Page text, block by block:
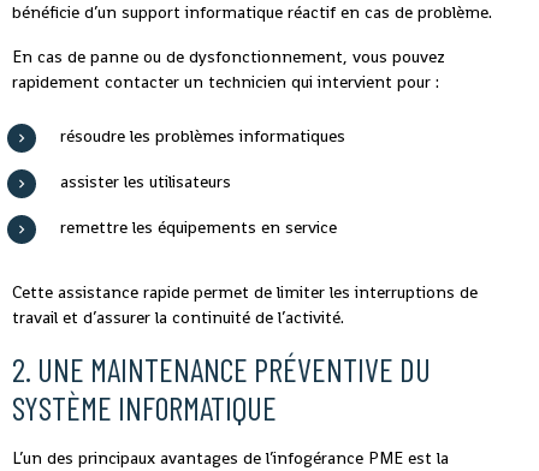
bénéficie d’un support informatique réactif en cas de problème.
En cas de panne ou de dysfonctionnement, vous pouvez
rapidement contacter un technicien qui intervient pour :
résoudre les problèmes informatiques
assister les utilisateurs
remettre les équipements en service
Cette assistance rapide permet de limiter les interruptions de
travail et d’assurer la continuité de l’activité.
2. UNE MAINTENANCE PRÉVENTIVE DU
SYSTÈME INFORMATIQUE
L’un des principaux avantages de l’infogérance PME est la